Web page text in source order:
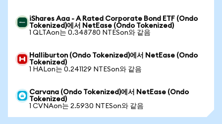
iShares Aaa - A Rated Corporate Bond ETF (Ondo
Tokenized)에서 NetEase (Ondo Tokenized)
1 QLTAon는 0.348780 NTESon와 같음
Halliburton (Ondo Tokenized)에서 NetEase (Ondo
Tokenized)
1 HALon는 0.241129 NTESon와 같음
Carvana (Ondo Tokenized)에서 NetEase (Ondo
Tokenized)
1 CVNAon는 2.5930 NTESon와 같음